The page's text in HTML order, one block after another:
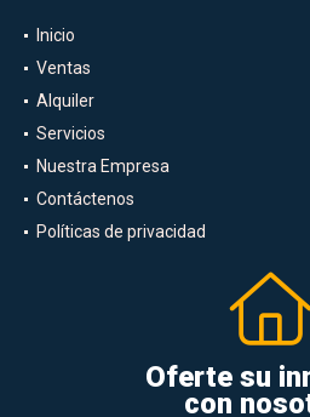
Inicio
Ventas
Alquiler
Servicios
Nuestra Empresa
Contáctenos
Políticas de privacidad
Oferte su
con